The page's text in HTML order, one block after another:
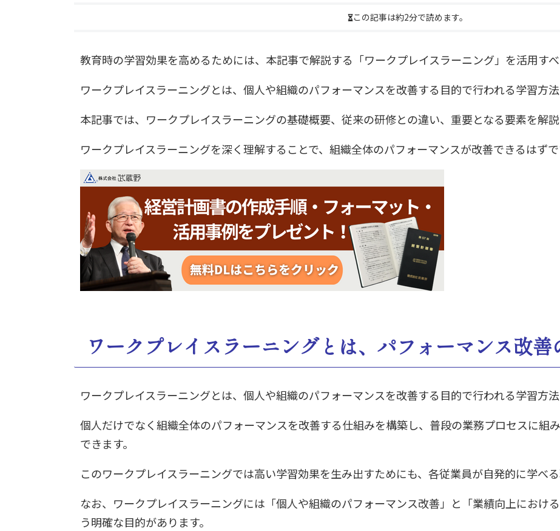
この記事は約2分で読めます。
教育時の学習効果を高めるためには、本記事で解説する「ワークプレイスラーニング」を活用すべ
ワークプレイスラーニングとは、個人や組織のパフォーマンスを改善する目的で行われる学習方法
本記事では、ワークプレイスラーニングの基礎概要、従来の研修との違い、重要となる要素を解説
ワークプレイスラーニングを深く理解することで、組織全体のパフォーマンスが改善できるはずで
ワークプレイスラーニングとは、パフォーマンス改
ワークプレイスラーニングとは、個人や組織のパフォーマンスを改善する目的で行われる学習方法
個人だけでなく組織全体のパフォーマンスを改善する仕組みを構築し、普段の業務プロセスに組
できます。
このワークプレイスラーニングでは高い学習効果を生み出すためにも、各従業員が自発的に学べる
なお、ワークプレイスラーニングには「個人や組織のパフォーマンス改善」と「業績向上におけ
う明確な目的があります。